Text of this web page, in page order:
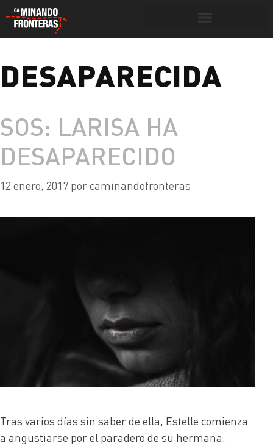
Portada »desaparecida
DESAPARECIDA
SOS: LARISA HA
DESAPARECIDO
12 enero, 2017 porcaminandofronteras
Tras varios días sin saber de ella, Estelle comienza
a angustiarse por el paradero de su hermana.